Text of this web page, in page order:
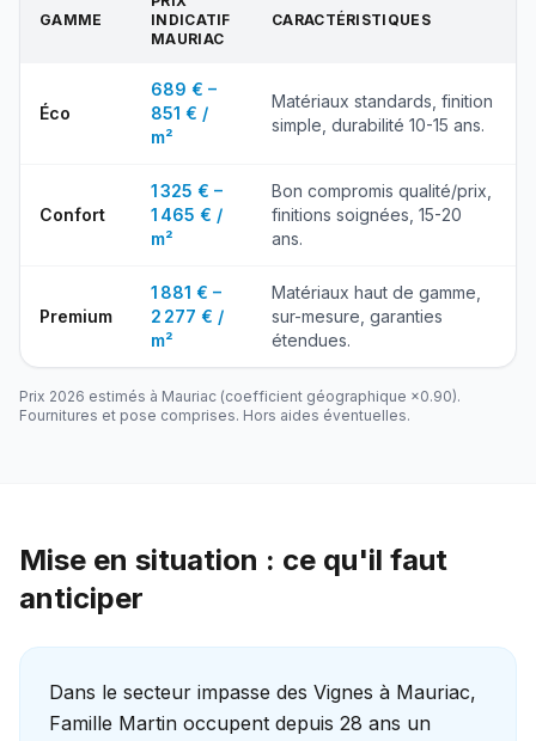
GAMME
INDICATIF
MAURIAC
CARACTÉRISTIQUES
Éco
689 € –
851 € /
m²
Matériaux standards, finition
simple, durabilité 10-15 ans.
Confort
1 325 € –
1 465 € /
m²
Bon compromis qualité/prix,
finitions soignées, 15-20
ans.
Premium
1 881 € –
2 277 € /
m²
Matériaux haut de gamme,
sur-mesure, garanties
étendues.
Prix 2026 estimés à Mauriac (coefficient géographique ×0.90).
Fournitures et pose comprises. Hors aides éventuelles.
Mise en situation : ce qu'il faut
anticiper
Dans le secteur impasse des Vignes à Mauriac,
Famille Martin occupent depuis 28 ans un